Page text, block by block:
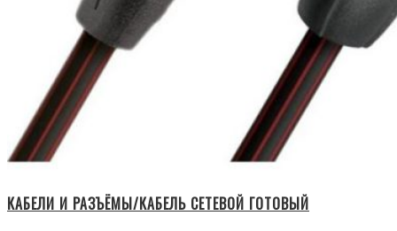
КАБЕЛИ И РАЗЪЁМЫ/КАБЕЛЬ СЕТЕВОЙ ГОТОВЫЙ